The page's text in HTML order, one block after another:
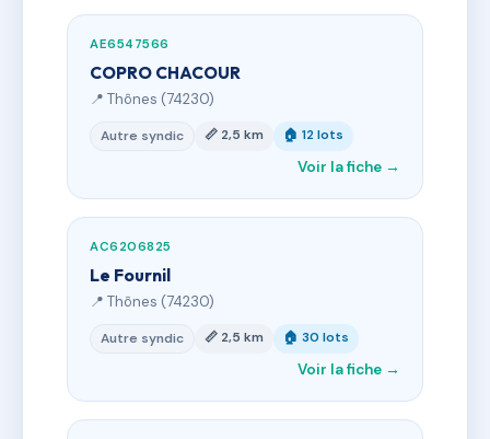
AE6547566
COPRO CHACOUR
📍 Thônes (74230)
Autre syndic 📏 2,5 km 🏠 12 lots
Voir la fiche →
AC6206825
Le Fournil
📍 Thônes (74230)
Autre syndic 📏 2,5 km 🏠 30 lots
Voir la fiche →